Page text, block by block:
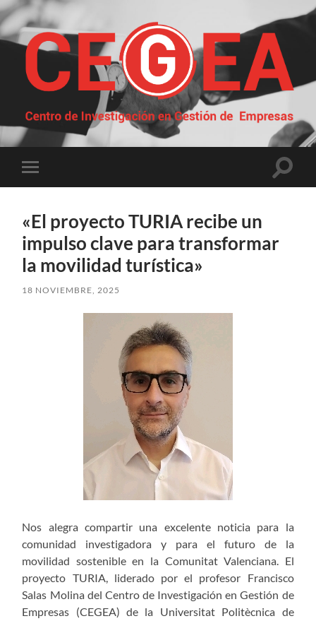
Centro
de
Investigación
Empresas
Alternar
el
móvil
«El proyecto TURIA recibe un
impulso clave para transformar
la movilidad turística»
18 NOVIEMBRE, 2025
Nos alegra compartir una excelente noticia para la
comunidad investigadora y para el futuro de la
movilidad sostenible en la Comunitat Valenciana. El
proyecto TURIA, liderado por el profesor Francisco
Salas Molina del Centro de Investigación en Gestión de
Empresas (CEGEA) de la Universitat Politècnica de